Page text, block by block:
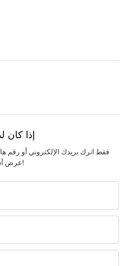
إذا كان
فقط اترك بريدك الإلكتروني أو رقم
عرض أسعار مجاني لنا لمجموعة واسعة من التصاميم!